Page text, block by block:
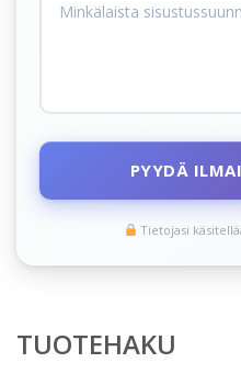
PYYDÄ
Tietojasi
TUOTEHAKU